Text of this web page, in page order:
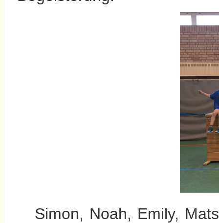
Simon, Noah, Emily,